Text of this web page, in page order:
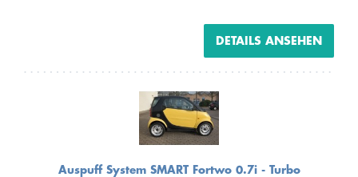
DETAILS ANSEHEN
Auspuff System SMART Fortwo 0.7i - Turbo